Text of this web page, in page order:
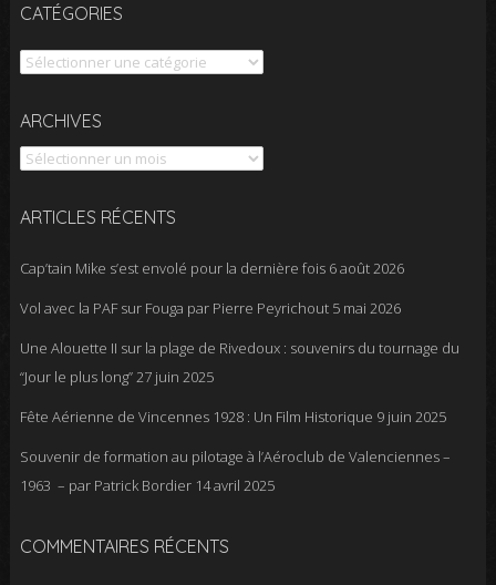
CATÉGORIES
Catégories
ARCHIVES
Archives
ARTICLES RÉCENTS
Cap’tain Mike s’est envolé pour la dernière fois 6 août 2026
Vol avec la PAF sur Fouga par Pierre Peyrichout 5 mai 2026
Une Alouette II sur la plage de Rivedoux : souvenirs du tournage du
“Jour le plus long” 27 juin 2025
Fête Aérienne de Vincennes 1928 : Un Film Historique 9 juin 2025
Souvenir de formation au pilotage à l’Aéroclub de Valenciennes –
1963 – par Patrick Bordier 14 avril 2025
COMMENTAIRES RÉCENTS